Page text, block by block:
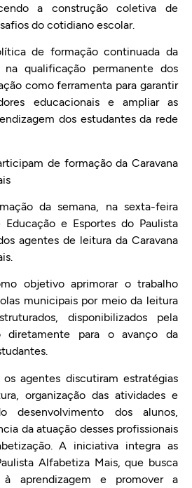
a construção coletiva de
do cotidiano escolar.
de formação continuada da
na qualificação permanente dos
como ferramenta para garantir
educacionais e ampliar as
dos estudantes da rede
de formação da Caravana
da semana, na sexta-feira
e Esportes do Paulista
agentes de leitura da Caravana
objetivo aprimorar o trabalho
municipais por meio da leitura
disponibilizados pela
diretamente para o avanço da
agentes discutiram estratégias
organização das atividades e
desenvolvimento dos alunos,
da atuação desses profissionais
A iniciativa integra as
Alfabetiza Mais, que busca
aprendizagem e promover a